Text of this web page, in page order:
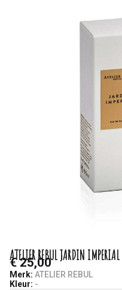
ATELIER REBUL JARDIN
€ 25,00
Merk: ATELIER REBUL
Kleur: -